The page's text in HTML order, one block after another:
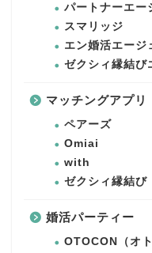
パートナーエー
スマリッジ
エン婚活エージ
ゼクシィ縁結び
マッチングアプリ
ペアーズ
Omiai
with
ゼクシィ縁結び
婚活パーティー
OTOCON（オト